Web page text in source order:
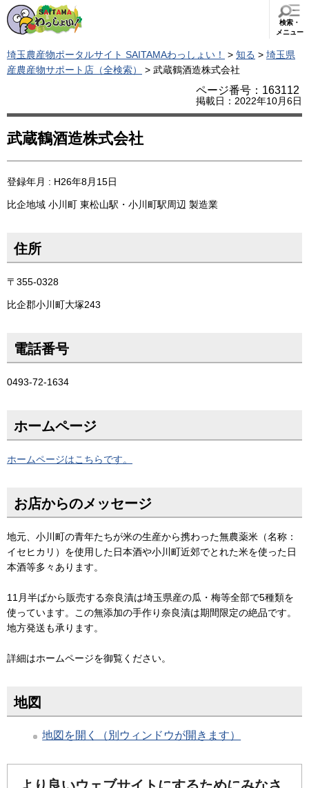
検索・
メニュー
埼玉農産物ポータルサイト SAITAMAわっしょい！ > 知る > 埼玉県
産農産物サポート店（全検索）
> 武蔵鶴酒造株式会社
ページ番号：163112
掲載日：2022年10月6日
武蔵鶴酒造株式会社
登録年月 : H26年8月15日
比企地域 小川町 東松山駅・小川町駅周辺 製造業
住所
〒355-0328
比企郡小川町大塚243
電話番号
0493-72-1634
ホームページ
ホームページはこちらです。
お店からのメッセージ
地元、小川町の青年たちが米の生産から携わった無農薬米（名称：
イセヒカリ）を使用した日本酒や小川町近郊でとれた米を使った日
本酒等多々あります。
11月半ばから販売する奈良漬は埼玉県産の瓜・梅等全部で5種類を
使っています。この無添加の手作り奈良漬は期間限定の絶品です。
地方発送も承ります。
詳細はホームページを御覧ください。
地図
地図を開く（別ウィンドウが開きます）